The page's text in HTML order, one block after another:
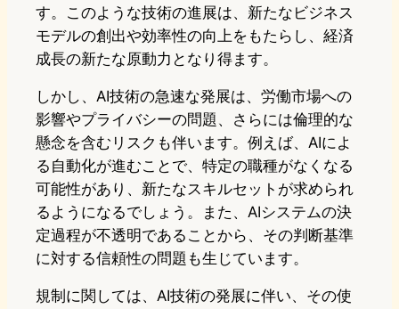
す。このような技術の進展は、新たなビジネス
モデルの創出や効率性の向上をもたらし、経済
成長の新たな原動力となり得ます。
しかし、AI技術の急速な発展は、労働市場への
影響やプライバシーの問題、さらには倫理的な
懸念を含むリスクも伴います。例えば、AIによ
る自動化が進むことで、特定の職種がなくなる
可能性があり、新たなスキルセットが求められ
るようになるでしょう。また、AIシステムの決
定過程が不透明であることから、その判断基準
に対する信頼性の問題も生じています。
規制に関しては、AI技術の発展に伴い、その使